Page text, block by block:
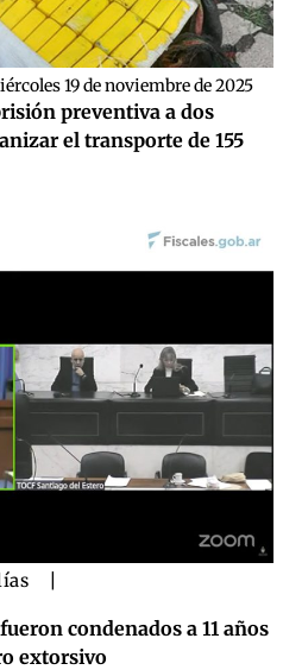
19 de noviembre de 2025
preventiva a dos
el transporte de 155
condenados a 11 años
extorsivo